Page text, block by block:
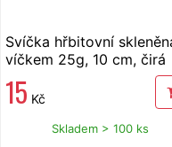
Svíčka hřbitovní
víčkem 25g, 10 cm, čirá
15 Kč
Skladem > 100 ks